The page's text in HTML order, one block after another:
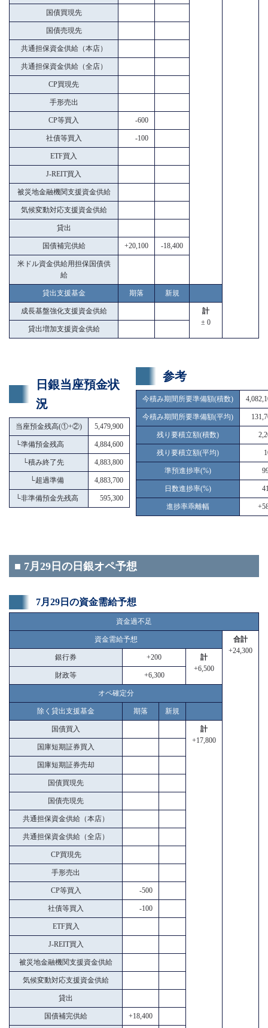
国債買現先
国債売現先
共通担保資金供給（本店）
共通担保資金供給（全店）
CP買現先
手形売出
CP等買入 -600
社債等買入 -100
ETF買入
J-REIT買入
被災地金融機関支援資金供給
気候変動対応支援資金供給
貸出
国債補完供給 +20,100 -18,400
米ドル資金供給用担保国債供
給
貸出支援基金 期落 新規
成長基盤強化支援資金供給
計
± 0
貸出増加支援資金供給
日銀当座預金状
況
当座預金残高(①+②) 5,479,900
└準備預金残高 4,884,600
└積み終了先 4,883,800
└超過準備 4,883,700
└非準備預金先残高 595,300
参考
今積み期間所要準備額(積数)
今積み期間所要準備額(平均)
残り要積立額(積数)
残り要積立額(平均)
準預進捗率(%)
日数進捗率(%)
進捗率乖離幅
■ 7月29日の日銀オペ予想
7月29日の資金需給予想
資金過不足
資金需給予想
合計
+24,300
銀行券 +200
計
+6,500
財政等 +6,300
オペ確定分
除く貸出支援基金 期落 新規
国債買入
計
+17,800
国庫短期証券買入
国庫短期証券売却
国債買現先
国債売現先
共通担保資金供給（本店）
共通担保資金供給（全店）
CP買現先
手形売出
CP等買入 -500
社債等買入 -100
ETF買入
J-REIT買入
被災地金融機関支援資金供給
気候変動対応支援資金供給
貸出
国債補完供給 +18,400